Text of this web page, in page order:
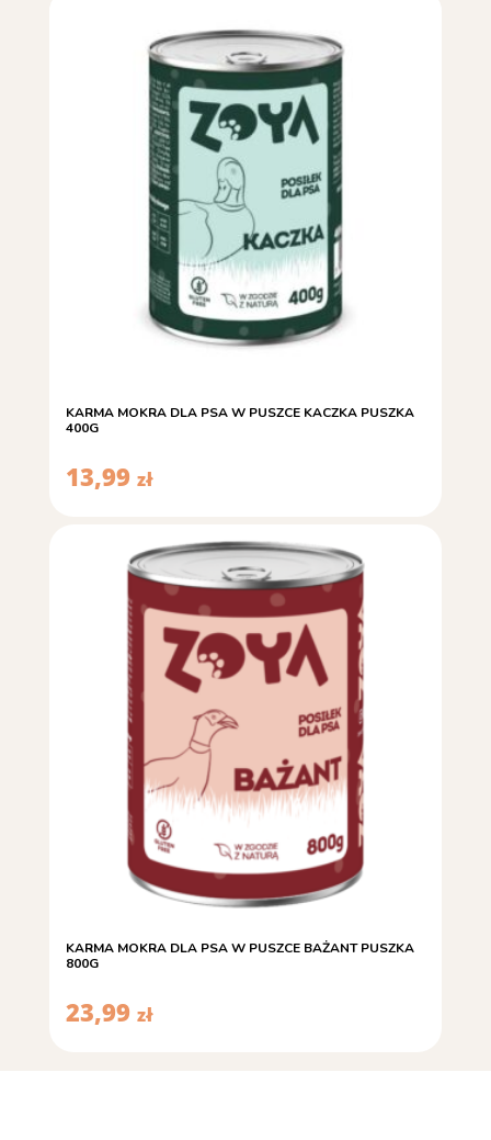
KARMA MOKRA DLA PSA W PUSZCE KACZKA PUSZKA
400G
13,99 zł
KARMA MOKRA DLA PSA W PUSZCE BAŻANT PUSZKA
800G
23,99 zł